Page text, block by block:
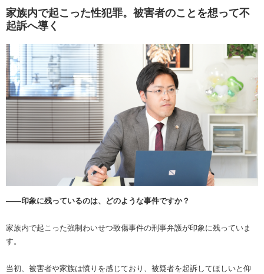
家族内で起こった性犯罪。被害者のことを想って不
起訴へ導く
――印象に残っているのは、どのような事件ですか？
家族内で起こった強制わいせつ致傷事件の刑事弁護が印象に残っていま
す。
当初、被害者や家族は憤りを感じており、被疑者を起訴してほしいと仰